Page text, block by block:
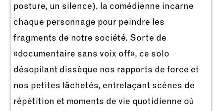
posture, un silence), la comédienne incarne
chaque personnage pour peindre les
fragments de notre société. Sorte de
«documentaire sans voix off», ce solo
désopilant dissèque nos rapports de force et
nos petites lâchetés, entrelaçant scènes de
répétition et moments de vie quotidienne où